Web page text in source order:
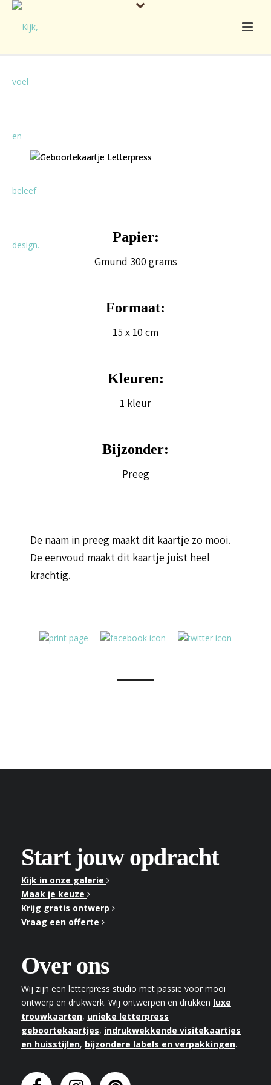
Papier:
Gmund 300 grams
Formaat:
15 x 10 cm
Kleuren:
1 kleur
Bijzonder:
Preeg
De naam in preeg maakt dit kaartje zo mooi.
De eenvoud maakt dit kaartje juist heel
krachtig.
Start jouw opdracht
Kijk in onze galerie
Maak je keuze
Krijg gratis ontwerp
Vraag een offerte
Over ons
Wij zijn een letterpress studio met passie voor mooi
ontwerp en drukwerk. Wij ontwerpen en drukken luxe
trouwkaarten, unieke letterpress
geboortekaartjes, indrukwekkende visitekaartjes
en huisstijlen, bijzondere labels en verpakkingen.